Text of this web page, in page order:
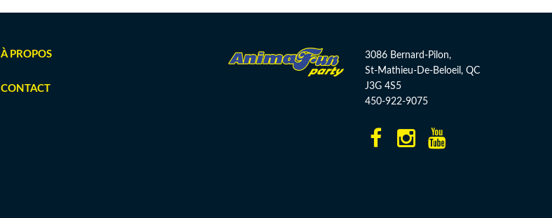
À PROPOS
CONTACT
3086 Bernard-Pilon,
St-Mathieu-De-Beloeil, QC
J3G 4S5
450-922-9075